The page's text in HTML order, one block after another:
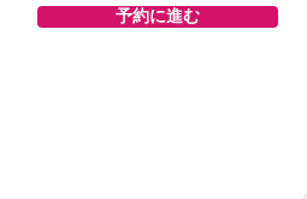
予約に進む